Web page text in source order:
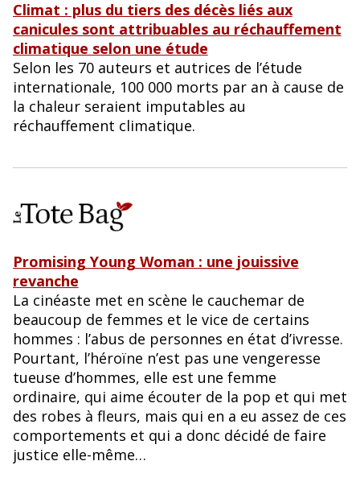
Climat : plus du tiers des décès liés aux
canicules sont attribuables au réchauffement
climatique selon une étude
Selon les 70 auteurs et autrices de l’étude
internationale, 100 000 morts par an à cause de
la chaleur seraient imputables au
réchauffement climatique.
Promising Young Woman : une jouissive
revanche
La cinéaste met en scène le cauchemar de
beaucoup de femmes et le vice de certains
hommes : l’abus de personnes en état d’ivresse.
Pourtant, l’héroïne n’est pas une vengeresse
tueuse d’hommes, elle est une femme
ordinaire, qui aime écouter de la pop et qui met
des robes à fleurs, mais qui en a eu assez de ces
comportements et qui a donc décidé de faire
justice elle-même…